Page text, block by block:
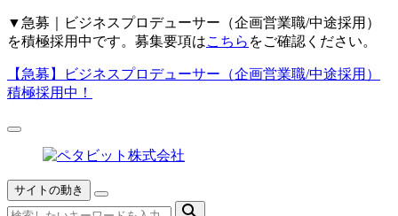
▼ 急募｜ビジネスプロデューサー（企画営業職/中途採用）
を積極採用中です。募集要項はこちら をご確認ください。
【急募】
ビジネスプロデューサー（企画営業職/中途採用）
積極採用中！
サイトの動き